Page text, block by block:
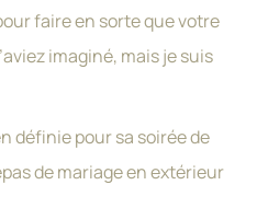
faire en sorte que votre
imaginé, mais je suis
définie pour sa soirée de
de mariage en extérieur